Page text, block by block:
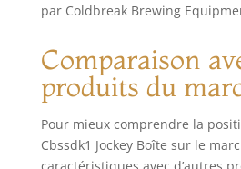
par Coldbreak Brewing
Comparaison
produits du
Pour mieux comprendre la
Cbssdk1 Jockey Boîte sur le